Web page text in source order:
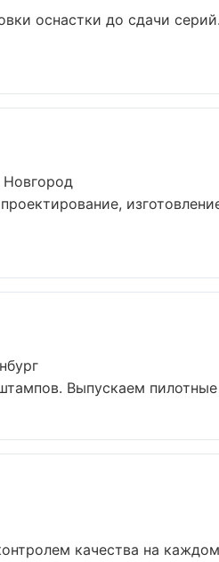
оснастки до сдачи
Выпускаем
качества на